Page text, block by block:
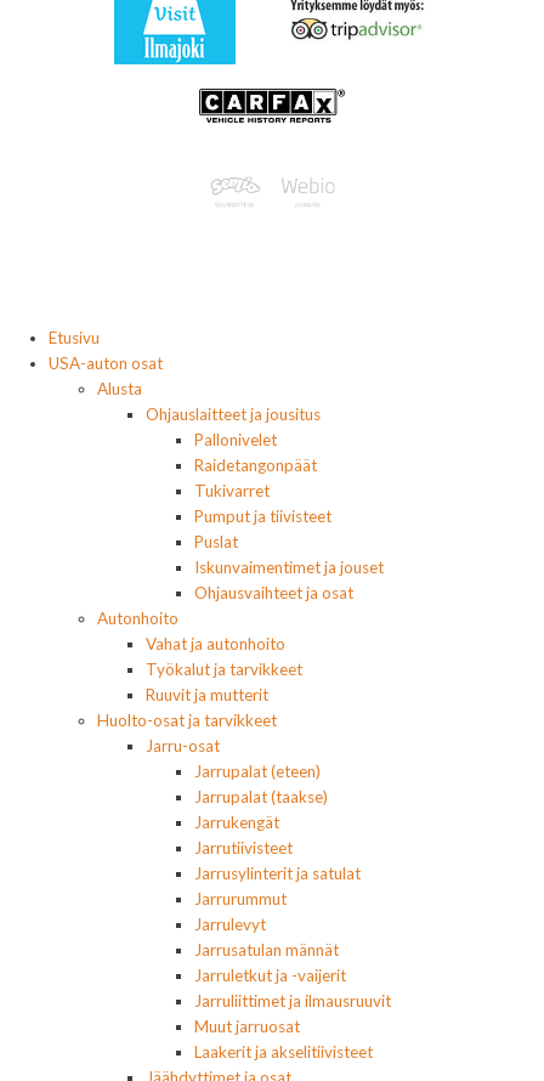
Etusivu
USA-auton osat
Alusta
Ohjauslaitteet ja jousitus
Pallonivelet
Raidetangonpäät
Tukivarret
Pumput ja tiivisteet
Puslat
Iskunvaimentimet ja jouset
Ohjausvaihteet ja osat
Autonhoito
Vahat ja autonhoito
Työkalut ja tarvikkeet
Ruuvit ja mutterit
Huolto-osat ja tarvikkeet
Jarru-osat
Jarrupalat (eteen)
Jarrupalat (taakse)
Jarrukengät
Jarrutiivisteet
Jarrusylinterit ja satulat
Jarrurummut
Jarrulevyt
Jarrusatulan männät
Jarruletkut ja -vaijerit
Jarruliittimet ja ilmausruuvit
Muut jarruosat
Laakerit ja akselitiivisteet